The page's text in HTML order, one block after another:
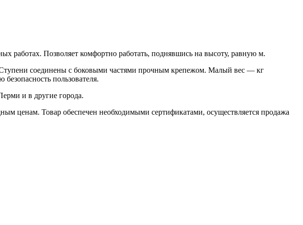
Позволяет комфортно работать, поднявшись на высоту, равную м.
соединены с боковыми частями прочным крепежом. Малый вес — кг
пользователя.
и в другие города.
ценам. Товар обеспечен необходимыми сертификатами, осуществляется продажа